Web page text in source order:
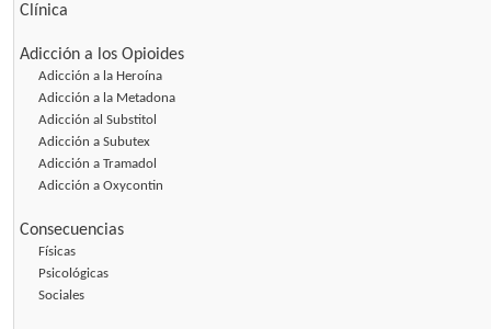
Clínica
Adicción a los Opioides
Adicción a la Heroína
Adicción a la Metadona
Adicción al Substitol
Adicción a Subutex
Adicción a Tramadol
Adicción a Oxycontin
Consecuencias
Físicas
Psicológicas
Sociales